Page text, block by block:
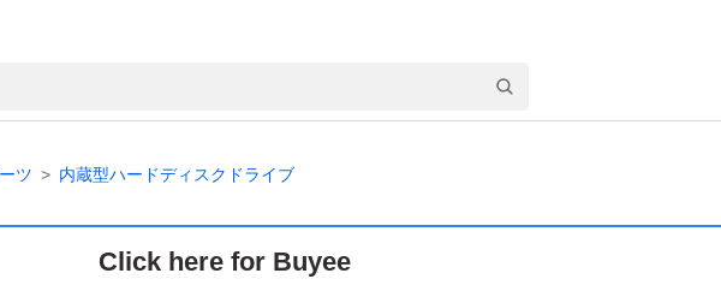
ツ 内蔵型ハードディスクドライブ
Click here for Buyee